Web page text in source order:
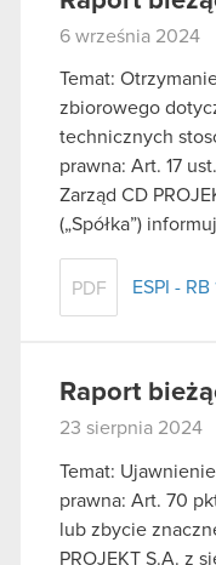
6 września 2024
Temat:
zbiorowego
technicznych
prawna: Art. 17
Zarząd CD
(„Spółka”)
PDF ESPI -
Raport
23 sierpnia 2024
Temat:
prawna: Art. 70
lub zbycie
PROJEKT S.A. z